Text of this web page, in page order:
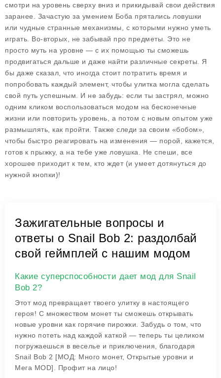
смотри на уровень сверху вниз и прикидывай свои действия
заранее. Зачастую за умением Боба прятались ловушки
или чудные странные механизмы, с которыми нужно уметь
играть. Во-вторых, не забывай про предметы. Это не
просто муть на уровне — с их помощью ты сможешь
продвигаться дальше и даже найти различные секреты. Я
бы даже сказал, что иногда стоит потратить время и
попробовать каждый элемент, чтобы улитка могла сделать
свой путь успешным. И не забудь: если ты застрял, можно
одним кликом воспользоваться модом на бесконечные
жизни или повторить уровень, а потом с новым опытом уже
размышлять, как пройти. Также следи за своим «бобом»,
чтобы быстро реагировать на изменения — порой, кажется,
готов к прыжку, а на тебе уже ловушка. Не спеши, все
хорошее приходит к тем, кто ждет (и умеет дотянуться до
нужной кнопки)!
Зажигательные вопросы и
ответы о Snail Bob 2: раздолбай
свой геймплей с нашим модом
Какие суперспособности дает мод для Snail
Bob 2?
Этот мод превращает твоего улитку в настоящего
героя! С множеством монет ты сможешь открывать
новые уровни как горячие пирожки. Забудь о том, что
нужно потеть над каждой каткой — теперь ты целиком
погружаешься в веселье и приключения, благодаря
Snail Bob 2 [МОД: Много монет, Открытые уровни и
Мега MOD]. Профит на лицо!